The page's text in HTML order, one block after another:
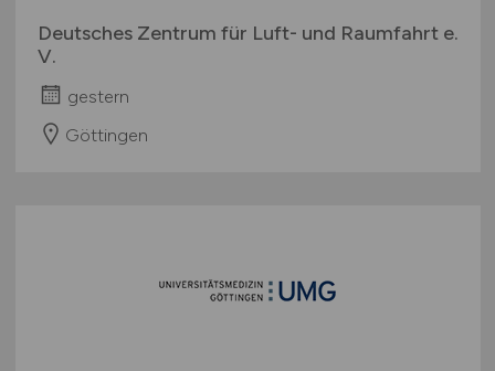
Sachsen
Schleswig-Holstein
Thüringen
Deutsches Zentrum für Luft- und Raumfahrt e.
V.
gestern
Göttingen